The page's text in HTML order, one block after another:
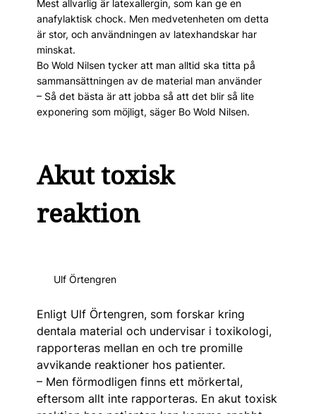
Mest allvarlig är latexallergin, som kan ge en
anafylaktisk chock. Men medvetenheten om detta
är stor, och användningen av latex­handskar har
minskat.
Bo Wold Nilsen tycker att man alltid ska titta på
sammansättningen av de material man använder
– Så det bästa är att jobba så att det blir så lite
exponering som möjligt, säger Bo Wold Nilsen.
Akut toxisk
reaktion
Ulf Örtengren
Enligt Ulf Örtengren, som forskar kring
dentala material och undervisar i toxikologi,
rapporteras mellan en och tre promille
avvikande reaktioner hos patienter.
– Men förmodligen finns ett mörkertal,
eftersom allt inte rapporteras. En akut toxisk